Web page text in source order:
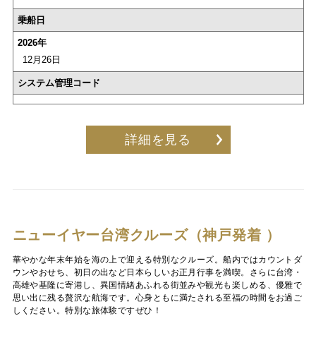
乗船日
2026年
12月26日
システム管理コード
詳細を見る
ニューイヤー台湾クルーズ（神戸発着 ）
華やかな年末年始を海の上で迎える特別なクルーズ。船内ではカウントダ
ウンやおせち、初日の出など日本らしいお正月行事を満喫。さらに台湾・
高雄や基隆に寄港し、異国情緒あふれる街並みや観光も楽しめる、優雅で
思い出に残る贅沢な航海です。心身ともに満たされる至福の時間をお過ご
しください。特別な旅体験ですぜひ！